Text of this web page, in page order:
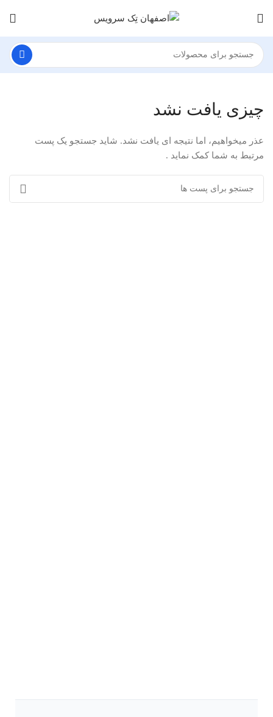
چیزی یافت نشد
عذر میخواهیم، اما نتیجه ای یافت نشد. شاید جستجو یک پست
مرتبط به شما کمک نماید .